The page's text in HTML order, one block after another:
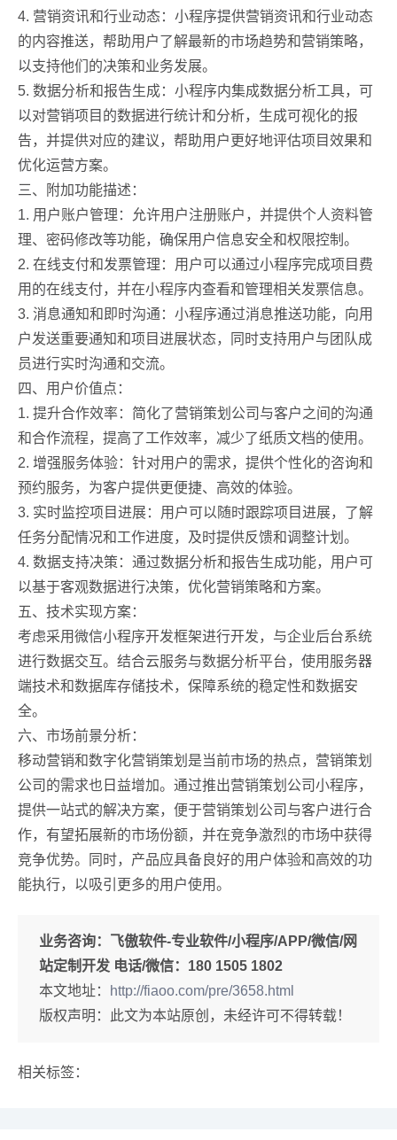
4. 营销资讯和行业动态：小程序提供营销资讯和行业动态
的内容推送，帮助用户了解最新的市场趋势和营销策略，
以支持他们的决策和业务发展。
5. 数据分析和报告生成：小程序内集成数据分析工具，可
以对营销项目的数据进行统计和分析，生成可视化的报
告，并提供对应的建议，帮助用户更好地评估项目效果和
优化运营方案。
三、附加功能描述：
1. 用户账户管理：允许用户注册账户，并提供个人资料管
理、密码修改等功能，确保用户信息安全和权限控制。
2. 在线支付和发票管理：用户可以通过小程序完成项目费
用的在线支付，并在小程序内查看和管理相关发票信息。
3. 消息通知和即时沟通：小程序通过消息推送功能，向用
户发送重要通知和项目进展状态，同时支持用户与团队成
员进行实时沟通和交流。
四、用户价值点：
1. 提升合作效率：简化了营销策划公司与客户之间的沟通
和合作流程，提高了工作效率，减少了纸质文档的使用。
2. 增强服务体验：针对用户的需求，提供个性化的咨询和
预约服务，为客户提供更便捷、高效的体验。
3. 实时监控项目进展：用户可以随时跟踪项目进展，了解
任务分配情况和工作进度，及时提供反馈和调整计划。
4. 数据支持决策：通过数据分析和报告生成功能，用户可
以基于客观数据进行决策，优化营销策略和方案。
五、技术实现方案：
考虑采用微信小程序开发框架进行开发，与企业后台系统
进行数据交互。结合云服务与数据分析平台，使用服务器
端技术和数据库存储技术，保障系统的稳定性和数据安
全。
六、市场前景分析：
移动营销和数字化营销策划是当前市场的热点，营销策划
公司的需求也日益增加。通过推出营销策划公司小程序，
提供一站式的解决方案，便于营销策划公司与客户进行合
作，有望拓展新的市场份额，并在竞争激烈的市场中获得
竞争优势。同时，产品应具备良好的用户体验和高效的功
能执行，以吸引更多的用户使用。
业务咨询： 飞傲软件-专业软件/小程序/APP/微信/网
站定制开发 电话/微信：180 1505 1802
本文地址：
http://fiaoo.com/pre/3658.html
版权声明：此文为本站原创，未经许可不得转载！
相关标签：